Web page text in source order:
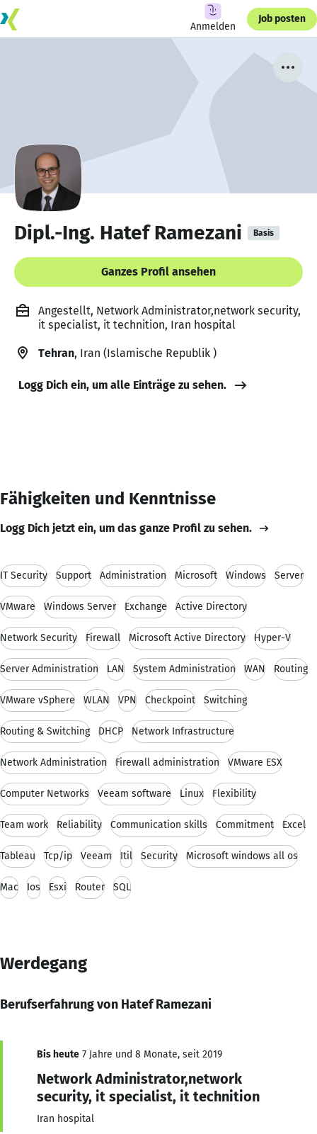
Anmelden
Job posten
Dipl.-Ing. Hatef Ramezani Basis
Ganzes Profil ansehen
Angestellt, Network Administrator,network security,
it specialist, it technition, Iran hospital
Tehran, Iran (Islamische Republik )
Logg Dich ein, um alle Einträge zu sehen.
Fähigkeiten und Kenntnisse
Logg Dich jetzt ein, um das ganze Profil zu sehen.
IT Security Support Administration Microsoft Windows Server
VMware Windows Server Exchange Active Directory
Network Security Firewall Microsoft Active Directory Hyper-V
Server Administration LAN System Administration WAN Routing
VMware vSphere WLAN VPN Checkpoint Switching
Routing & Switching DHCP Network Infrastructure
Network Administration Firewall administration VMware ESX
Computer Networks Veeam software Linux Flexibility
Team work Reliability Communication skills Commitment Excel
Tableau Tcp/ip Veeam Itil Security Microsoft windows all os
Mac Ios Esxi Router SQL
Werdegang
Berufserfahrung von Hatef Ramezani
Bis heute 7 Jahre und 8 Monate, seit 2019
Network Administrator,network
security, it specialist, it technition
Iran hospital